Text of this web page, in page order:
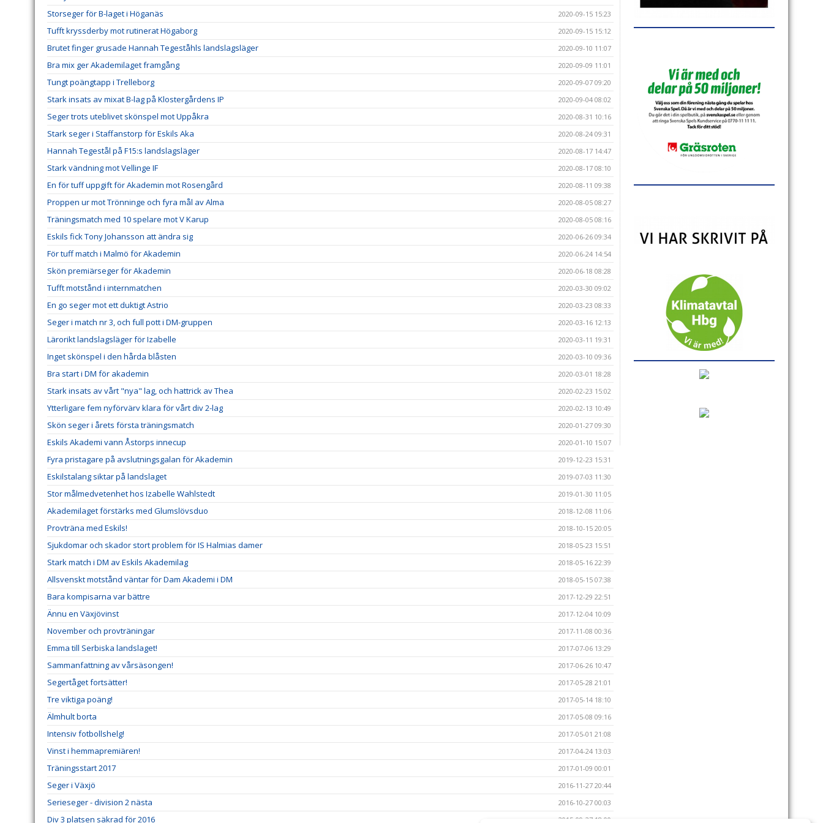
Storseger för B-laget i Höganäs 2020-09-15 15:23
Tufft kryssderby mot rutinerat Högaborg 2020-09-15 15:12
Brutet finger grusade Hannah Tegeståhls landslagsläger 2020-09-10 11:07
Bra mix ger Akademilaget framgång 2020-09-09 11:01
Tungt poängtapp i Trelleborg 2020-09-07 09:20
Stark insats av mixat B-lag på Klostergårdens IP 2020-09-04 08:02
Seger trots uteblivet skönspel mot Uppåkra 2020-08-31 10:16
Stark seger i Staffanstorp för Eskils Aka 2020-08-24 09:31
Hannah Tegestål på F15:s landslagsläger 2020-08-17 14:47
Stark vändning mot Vellinge IF 2020-08-17 08:10
En för tuff uppgift för Akademin mot Rosengård 2020-08-11 09:38
Proppen ur mot Trönninge och fyra mål av Alma 2020-08-05 08:27
Träningsmatch med 10 spelare mot V Karup 2020-08-05 08:16
Eskils fick Tony Johansson att ändra sig 2020-06-26 09:34
För tuff match i Malmö för Akademin 2020-06-24 14:54
Skön premiärseger för Akademin 2020-06-18 08:28
Tufft motstånd i internmatchen 2020-03-30 09:02
En go seger mot ett duktigt Astrio 2020-03-23 08:33
Seger i match nr 3, och full pott i DM-gruppen 2020-03-16 12:13
Lärorikt landslagsläger för Izabelle 2020-03-11 19:31
Inget skönspel i den hårda blåsten 2020-03-10 09:36
Bra start i DM för akademin 2020-03-01 18:28
Stark insats av vårt "nya" lag, och hattrick av Thea 2020-02-23 15:02
Ytterligare fem nyförvärv klara för vårt div 2-lag 2020-02-13 10:49
Skön seger i årets första träningsmatch 2020-01-27 09:30
Eskils Akademi vann Åstorps innecup 2020-01-10 15:07
Fyra pristagare på avslutningsgalan för Akademin 2019-12-23 15:31
Eskilstalang siktar på landslaget 2019-07-03 11:30
Stor målmedvetenhet hos Izabelle Wahlstedt 2019-01-30 11:05
Akademilaget förstärks med Glumslövsduo 2018-12-08 11:06
Provträna med Eskils! 2018-10-15 20:05
Sjukdomar och skador stort problem för IS Halmias damer 2018-05-23 15:51
Stark match i DM av Eskils Akademilag 2018-05-16 22:39
Allsvenskt motstånd väntar för Dam Akademi i DM 2018-05-15 07:38
Bara kompisarna var bättre 2017-12-29 22:51
Ännu en Växjövinst 2017-12-04 10:09
November och provträningar 2017-11-08 00:36
Emma till Serbiska landslaget! 2017-07-06 13:29
Sammanfattning av vårsäsongen! 2017-06-26 10:47
Segertåget fortsätter! 2017-05-28 21:01
Tre viktiga poäng! 2017-05-14 18:10
Älmhult borta 2017-05-08 09:16
Intensiv fotbollshelg! 2017-05-01 21:08
Vinst i hemmapremiären! 2017-04-24 13:03
Träningsstart 2017 2017-01-09 00:01
Seger i Växjö 2016-11-27 20:44
Serieseger - division 2 nästa 2016-10-27 00:03
Div 3 platsen säkrad för 2016 2015-09-27 18:00